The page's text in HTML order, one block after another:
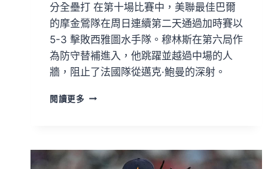
分全壘打 在第十場比賽中，美聯最佳巴爾
的摩金鶯隊在周日連續第二天通過加時賽以
5-3 擊敗西雅圖水手隊。穆林斯在第六局作
為防守替補進入，他跳躍並越過中場的人
牆，阻止了法國隊從邁克·鮑曼的深射。
閱讀更多